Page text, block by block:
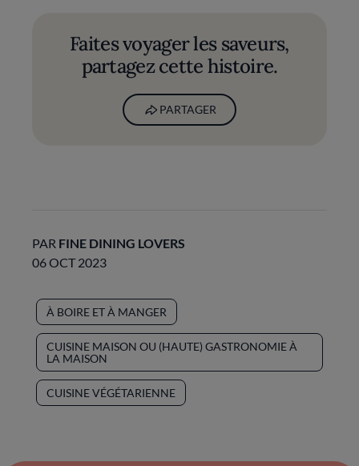
Faites voyager les saveurs,
partagez cette histoire.
PARTAGER
PAR FINE DINING LOVERS
06 OCT 2023
À BOIRE ET À MANGER
CUISINE MAISON OU (HAUTE) GASTRONOMIE À
LA MAISON
CUISINE VÉGÉTARIENNE